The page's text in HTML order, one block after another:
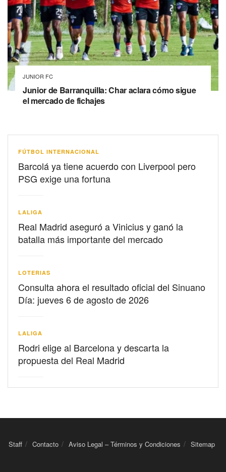
JUNIOR FC
Junior de Barranquilla: Char aclara cómo sigue
el mercado de fichajes
FÚTBOL INTERNACIONAL
Barcolá ya tiene acuerdo con Liverpool pero
PSG exige una fortuna
LALIGA
Real Madrid aseguró a Vinicius y ganó la
batalla más importante del mercado
LOTERIAS
Consulta ahora el resultado oficial del Sinuano
Día: jueves 6 de agosto de 2026
LALIGA
Rodri elige al Barcelona y descarta la
propuesta del Real Madrid
Staff Contacto Aviso Legal – Términos y Condiciones Sitemap